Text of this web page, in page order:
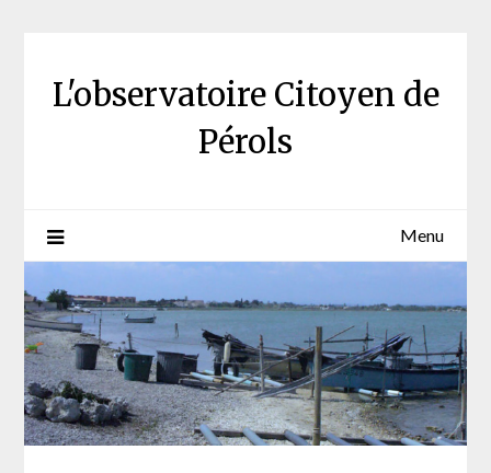
L'observatoire Citoyen de
Pérols
Menu